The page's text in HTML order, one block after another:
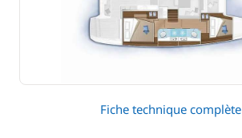
Fiche technique complète